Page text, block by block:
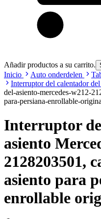
Añadir productos a su carrito.
Inicio Auto onderdelen
Interruptor del calentador
del-asiento-mercedes-w212-
para-persiana-enrollable-
Interruptor
asiento
2128203501,
asiento para
enrollable